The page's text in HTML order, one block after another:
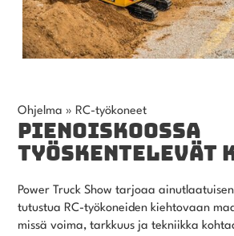
Ohjelma » RC-työkoneet
PIENOISKOOSSA
TYÖSKENTELEVÄT
Power Truck Show tarjoaa
tutustua RC-työkoneiden kiehtovaan
missä voima, tarkkuus ja tekniikka